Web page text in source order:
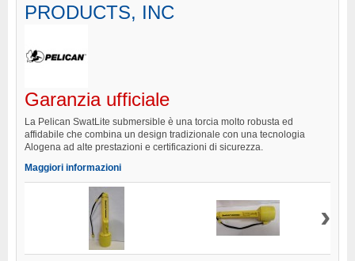
PRODUCTS, INC
Garanzia ufficiale
La Pelican SwatLite submersible è una torcia molto robusta ed
affidabile che combina un design tradizionale con una tecnologia
Alogena ad alte prestazioni e certificazioni di sicurezza.
Maggiori informazioni
›